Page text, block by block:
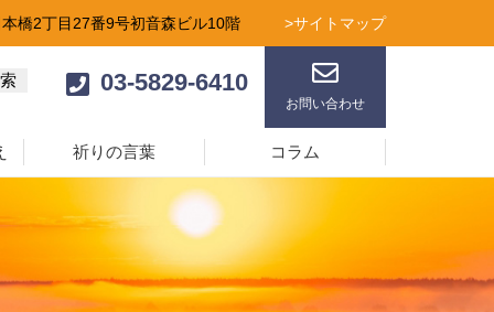
橋2丁目27番9号初音森ビル10階 >サイトマップ
03-5829-6410
お問い合わせ
祈りの言葉 コラム